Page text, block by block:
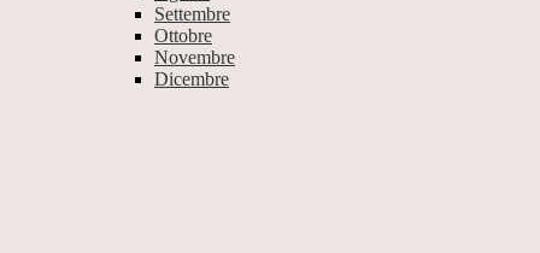
Settembre
Ottobre
Novembre
Dicembre